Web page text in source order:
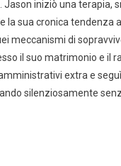
Jason iniziò una terapia,
la sua cronica tendenza
meccanismi di
il suo matrimonio e il
extra e
silenziosamente